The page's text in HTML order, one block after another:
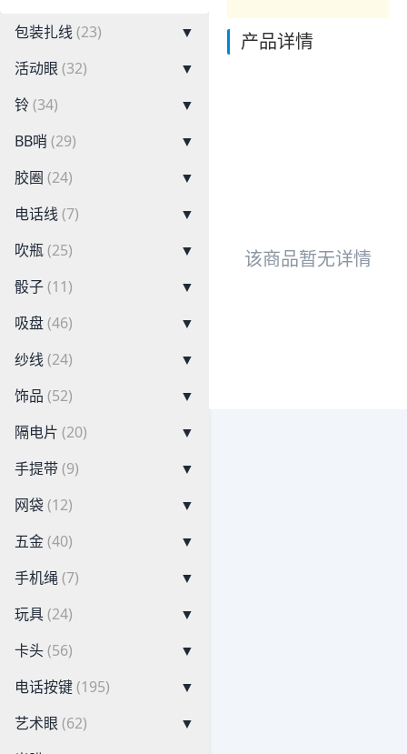
包装扎线(23)
▼
活动眼 (32)
▼
铃(34)
▼
BB哨 (29)
▼
胶圈 (24)
▼
电话线(7)
▼
吹瓶(25)
▼
骰子(11)
▼
吸盘(46)
▼
纱线(24)
▼
饰品 (52)
▼
隔电片 (20)
▼
手提带(9)
▼
网袋(12)
▼
五金(40)
▼
手机绳(7)
▼
玩具(24)
▼
卡头(56)
▼
电话按键(195)
▼
艺术眼 (62)
▼
产品详情
该商品暂无详情